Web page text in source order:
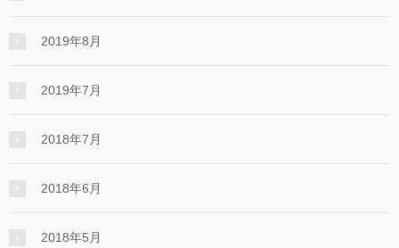
2019年8月
2019年7月
2018年7月
2018年6月
2018年5月